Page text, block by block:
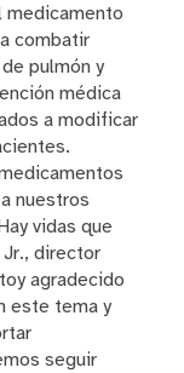
medicamento
combatir
pulmón y
médica
a modificar
nuestros
vidas que
director
agradecido
este tema y
seguir